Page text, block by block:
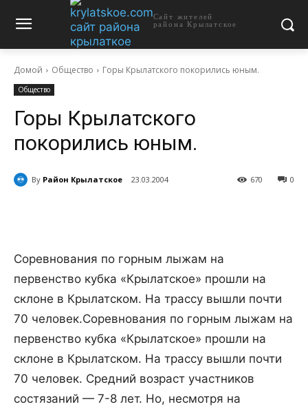
Сайт жителей
района Крылатское
Домой Общество Горы Крылатского покорились юным.
Общество
Горы Крылатского
покорились юным.
By Район Крылатское 23.03.2004 0
670
Соревнования по горным лыжам на
первенство кубка «Крылатское» прошли на
склоне в Крылатском. На трассу вышли почти
70 человек.Соревнования по горным лыжам на
первенство кубка «Крылатское» прошли на
склоне в Крылатском. На трассу вышли почти
70 человек. Средний возраст участников
состязаний — 7-8 лет. Но, несмотря на